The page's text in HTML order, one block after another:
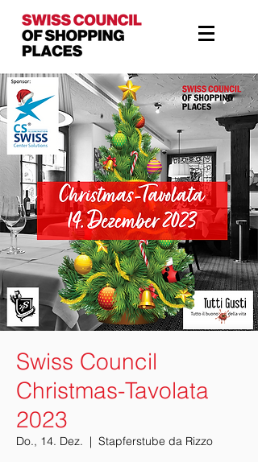
Swiss Council
Christmas-Tavolata
2023
Do., 14. Dez.
  |
Stapferstube da Rizzo